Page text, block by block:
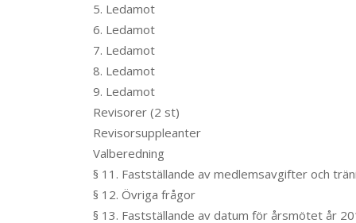
5. Ledamot
6. Ledamot
7. Ledamot
8. Ledamot
9. Ledamot
Revisorer (2 st)
Revisorsuppleanter
Valberedning
§ 11. Fastställande av medlemsavgifter och
§ 12. Övriga frågor
§ 13. Fastställande av datum för årsmötet år